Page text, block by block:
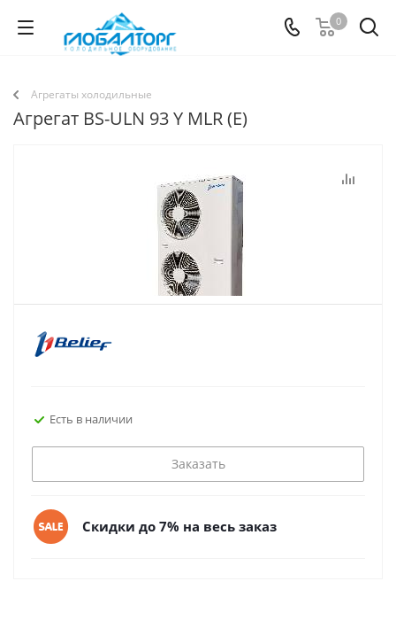
0
Агрегаты холодильные
Агрегат BS-ULN 93 Y MLR (E)
Есть в наличии
Заказать
Скидки до 7% на весь заказ